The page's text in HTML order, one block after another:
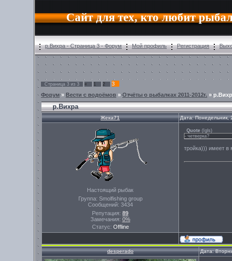
Сайт для тех, кто любит
р.Вихра - Страница 3 - Форум Мой профиль Регистрация
Страница 3 из 3 « 1 2
3
Форум» Вести с водоёмов »Отчёты о рыбалках 2011-2012г. »
р.Вихра
Жека71 Дата:
Настоящий рыбак
Группа: Smolfishing group
Сообщений: 3434
Репутация: 89
Замечания: 0%
Статус: Offline
Quote ( Igls)
- четверка?
тройка))) имеет в
desperado Дата: